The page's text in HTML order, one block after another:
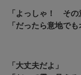
「よっしゃ！ その
「だったら意地で
「大丈夫だよ」